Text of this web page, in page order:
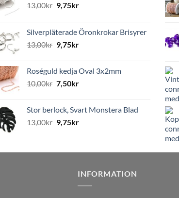
13,00kr 9,75kr
Silverpläterade Öronkrokar Brisyrer
13,00kr 9,75kr
Roséguld kedja Oval 3x2mm
10,00kr 7,50kr
Stor berlock, Svart Monstera Blad
13,00kr 9,75kr
INFORMATION